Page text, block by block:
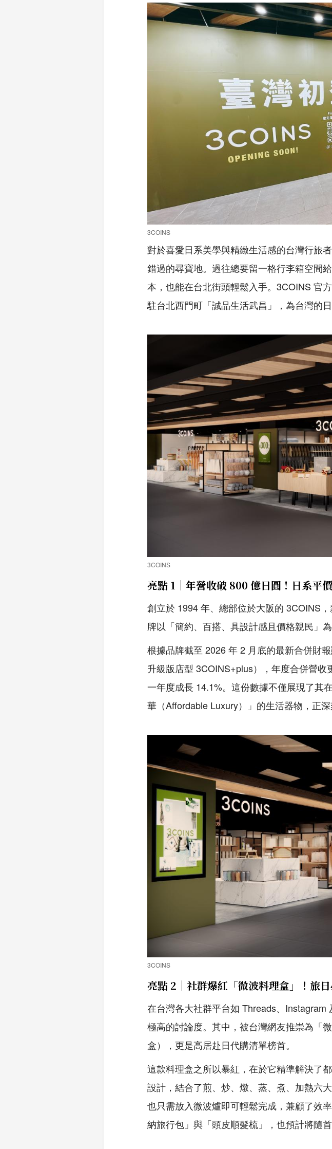
3COINS
對於喜愛日系美學與精緻生活感的台灣行旅
錯過的尋寶地。過往總要留一格行李箱空間
本，也能在台北街頭輕鬆入手。3COINS 官
駐台北西門町「誠品生活武昌」，為台灣的
3COINS
亮點 1｜年營收破 800 億日圓！日系平
創立於 1994 年、總部位於大阪的 3COINS
牌以「簡約、百搭、具設計感且價格親民」
根據品牌截至 2026 年 2 月底的最新合併財
升級版店型 3COINS+plus），年度合併營
一年度成長 14.1%。這份數據不僅展現了其
華（Affordable Luxury）」的生活器物，正深
3COINS
亮點 2｜社群爆紅「微波料理盒」！旅
在台灣各大社群平台如 Threads、
極高的討論度。其中，被台灣網友推崇為「
盒），更是高居赴日代購清單榜首。
這款料理盒之所以暴紅，在於它精準解決了
設計，結合了煎、炒、燉、蒸、煮、加熱六
也只需放入微波爐即可輕鬆完成，兼顧了效
納旅行包」與「頭皮順髮梳」，也預計將隨首